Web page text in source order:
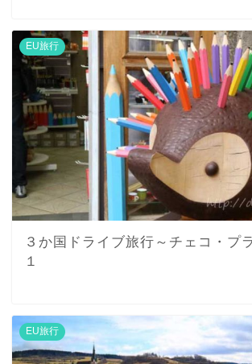
EU旅行
３か国ドライブ旅行～チェコ・プ
１
EU旅行